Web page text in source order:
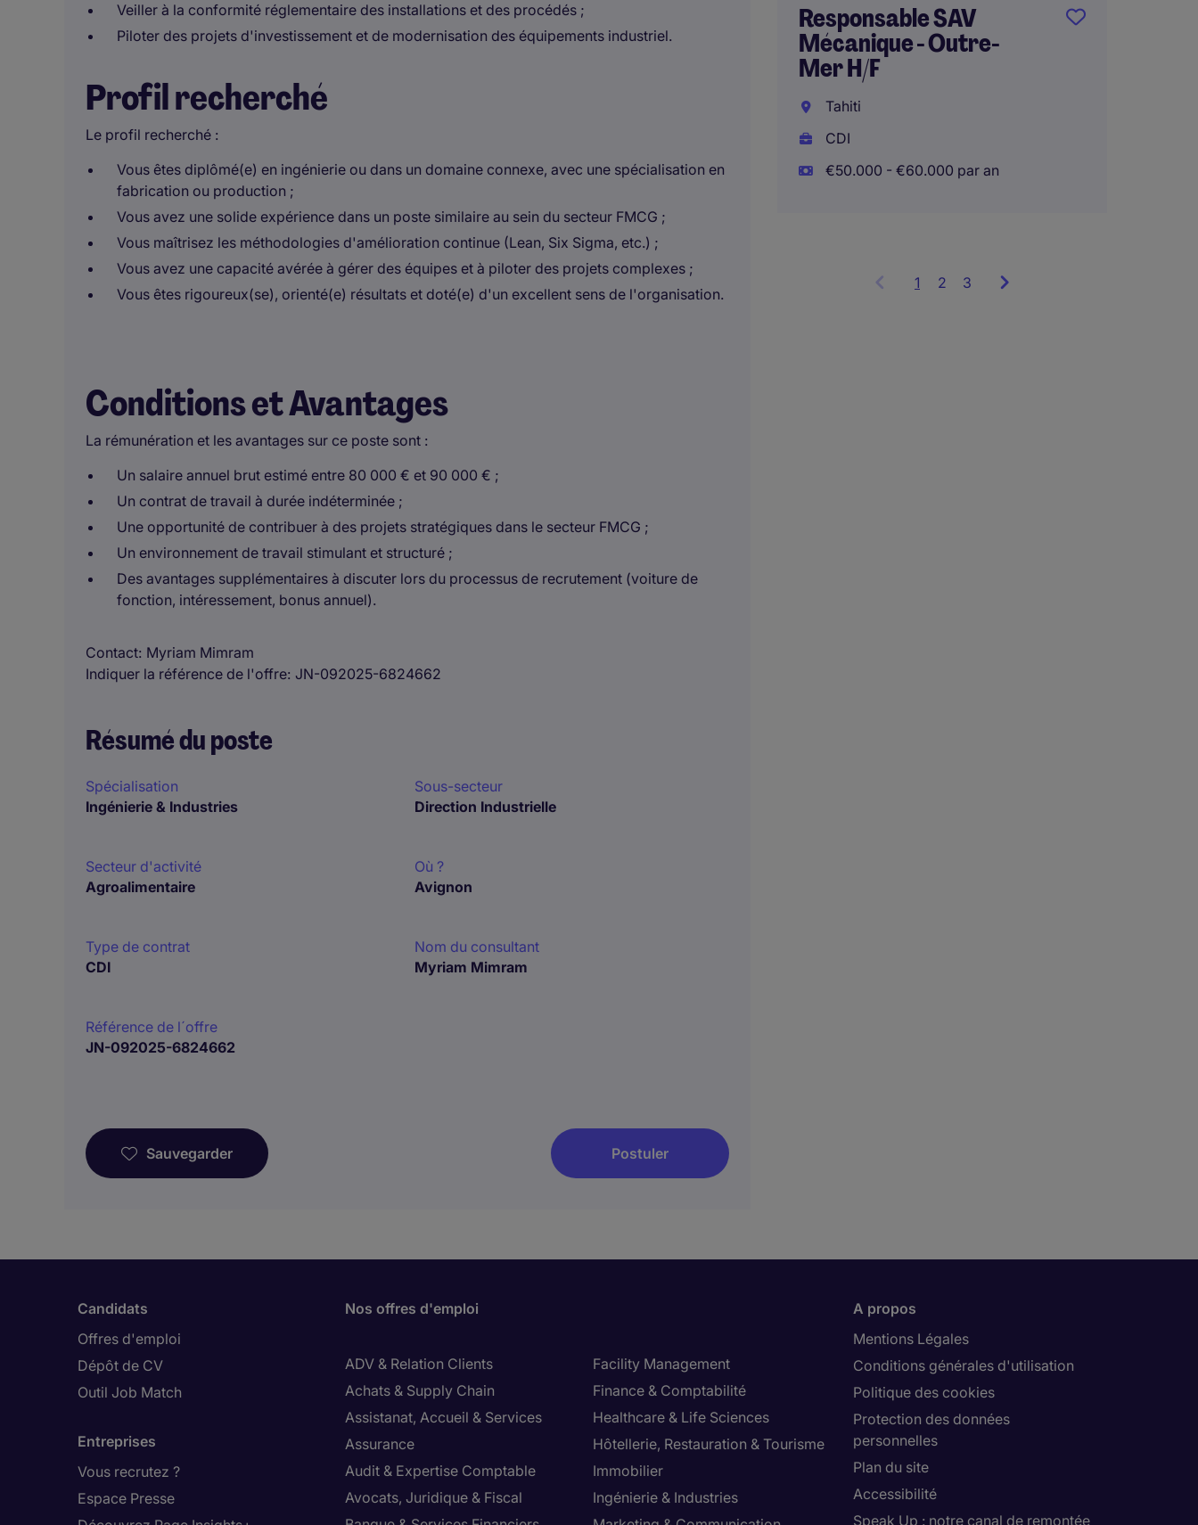
Veiller à la conformité réglementaire des installations et des procédés ;
Piloter des projets d'investissement et de modernisation des équipements industriel.
Profil recherché
Le profil recherché :
Vous êtes diplômé(e) en ingénierie ou dans un domaine connexe, avec une spécialisation en
fabrication ou production ;
Vous avez une solide expérience dans un poste similaire au sein du secteur FMCG ;
Vous maîtrisez les méthodologies d'amélioration continue (Lean, Six Sigma, etc.) ;
Vous avez une capacité avérée à gérer des équipes et à piloter des projets complexes ;
Vous êtes rigoureux(se), orienté(e) résultats et doté(e) d'un excellent sens de l'organisation.
Conditions et Avantages
La rémunération et les avantages sur ce poste sont :
Un salaire annuel brut estimé entre 80 000 € et 90 000 € ;
Un contrat de travail à durée indéterminée ;
Une opportunité de contribuer à des projets stratégiques dans le secteur FMCG ;
Un environnement de travail stimulant et structuré ;
Des avantages supplémentaires à discuter lors du processus de recrutement (voiture de
fonction, intéressement, bonus annuel).
Contact Myriam Mimram
Indiquer la référence de l'offre JN-092025-6824662
Résumé du poste
Spécialisation
Ingénierie & Industries
Sous-secteur
Direction Industrielle
Secteur d'activité
Agroalimentaire
Où ?
Avignon
Type de contrat
CDI
Nom du consultant
Myriam Mimram
Référence de l´offre
JN-092025-6824662
Sauvegarder Postuler
Responsable SAV
Mécanique - Outre-
Mer H/F
Tahiti
CDI
€50.000 - €60.000 par an
1 Showing
2 3
Candidats
Offres d'emploi
Dépôt de CV
Outil Job Match
Entreprises
Vous recrutez ?
Espace Presse
Nos offres d'emploi
ADV & Relation Clients
Achats & Supply Chain
Assistanat, Accueil & Services
Assurance
Audit & Expertise Comptable
Avocats, Juridique & Fiscal
Facility Management
Finance & Comptabilité
Healthcare & Life Sciences
Hôtellerie, Restauration & Tourisme
Immobilier
Ingénierie & Industries
A propos
Mentions Légales
Conditions générales d'utilisation
Politique des cookies
Protection des données
personnelles
Plan du site
Accessibilité
Speak Up : notre canal de remontée